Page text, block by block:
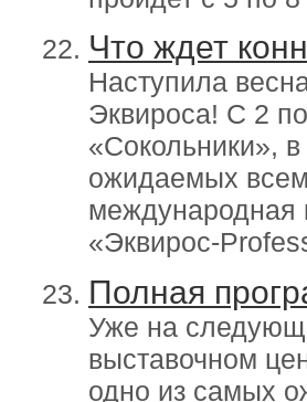
Что ждет
Наступила
Эквироса! С 2
«Сокольники»,
ожидаемых
международная
«Эквирос-
Полная
Уже на
выставочном
одно из самых